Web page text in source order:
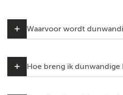
Waarvoor wordt
Hoe breng ik dunwandige